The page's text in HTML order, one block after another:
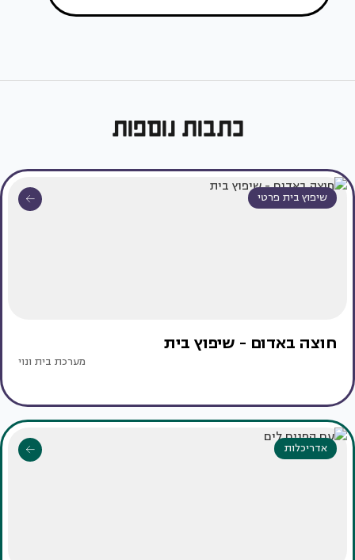
כתבות נוספות
שיפוץ בית פרטי
חוצה באדום - שיפוץ בית
מערכת בית ונוי
אדריכלות